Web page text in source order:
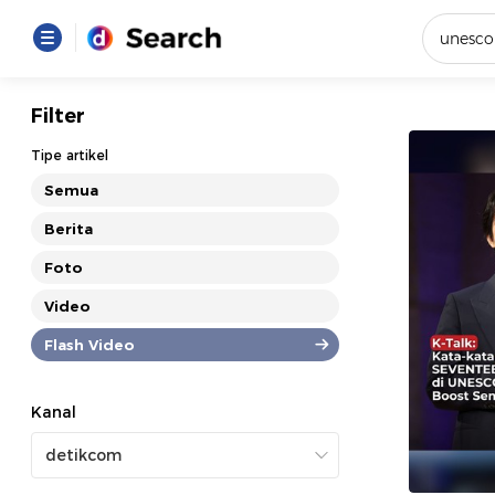
Loading...
Filter
Tipe artikel
Semua
Berita
Foto
Video
Flash Video
Kanal